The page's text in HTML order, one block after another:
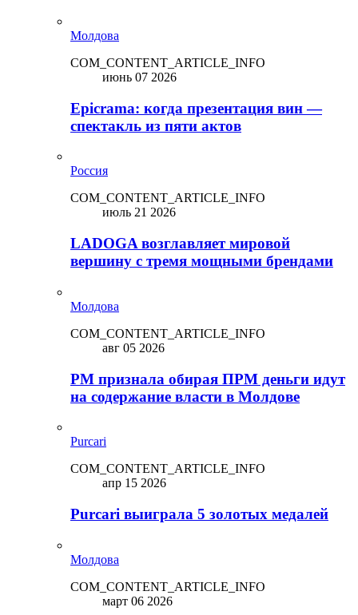
Молдова
COM_CONTENT_ARTICLE_INFO
июнь 07 2026
Epicrama: когда презентация вин —
спектакль из пяти актов
Россия
COM_CONTENT_ARTICLE_INFO
июль 21 2026
LADOGA возглавляет мировой
вершину с тремя мощными брендами
Молдова
COM_CONTENT_ARTICLE_INFO
авг 05 2026
PM признала обирая ПРМ деньги идут
на содержание власти в Молдове
Purcari
COM_CONTENT_ARTICLE_INFO
апр 15 2026
Purcari выиграла 5 золотых медалей
Молдова
COM_CONTENT_ARTICLE_INFO
март 06 2026